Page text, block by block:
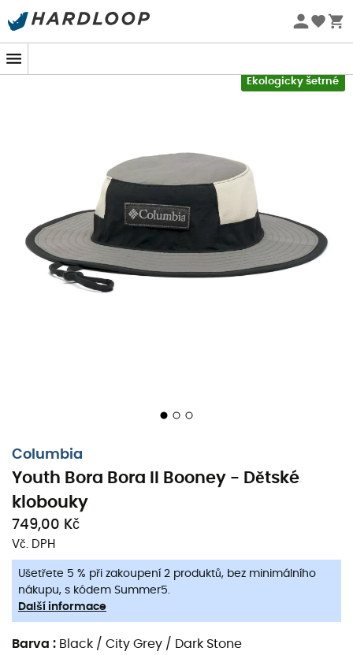
Letní akce 🔥 -5 % EXTRA při nákupu 2 produktů* s kódem
Ekologicky šetrné
Columbia
Youth Bora Bora II Booney - Dětské
klobouky
749,00 Kč
Vč. DPH
Ušetřete 5 % při zakoupení 2 produktů, bez minimálního
nákupu, s kódem Summer5.
Další informace
Barva : Black / City Grey / Dark Stone
Když se váš mladý dobrodruh vydává dobývat kouzelné
lesy nebo majestátní hory,
Bora II Booney
pro ochranu za všech okolností. Tento
dovolenou.
Systém Omni-Wick™
udržuje hlavu vašeho dítěte v suchu i při těch
nejrušnějších výpravách. Protože nakonec, nikdo nemá